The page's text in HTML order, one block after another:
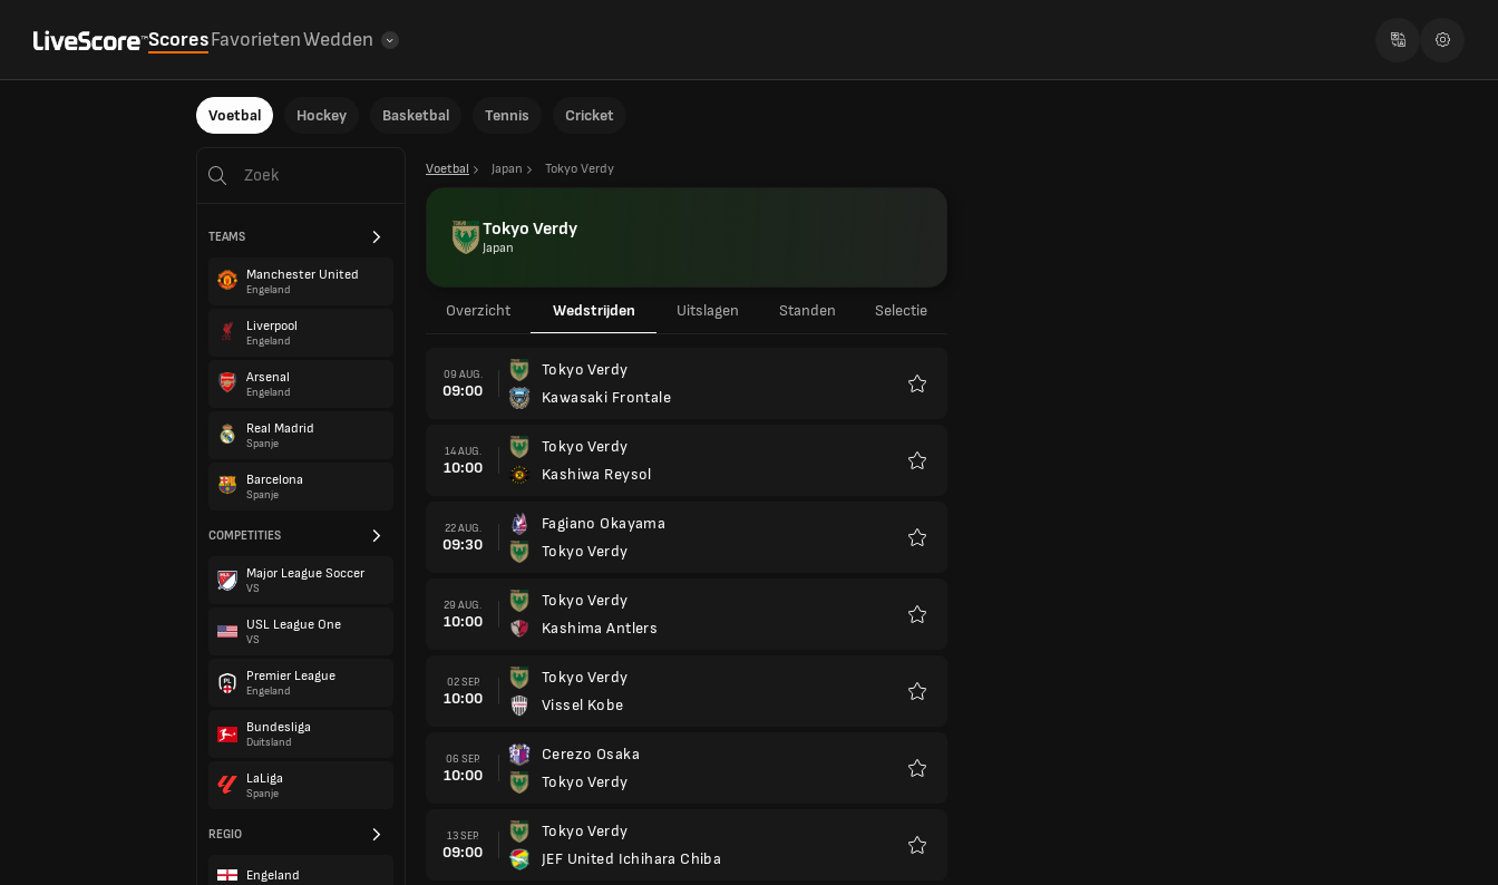
ScoresFavorietenWedden
Voetbal Hockey Basketbal Tennis Cricket
TEAMS
Manchester United
Engeland
Liverpool
Engeland
Arsenal
Engeland
Real Madrid
Spanje
Barcelona
Spanje
COMPETITIES
Major League Soccer
VS
USL League One
VS
Premier League
Engeland
Bundesliga
Duitsland
LaLiga
Spanje
REGIO
Engeland
Voetbal Japan Tokyo Verdy
Tokyo Verdy
Japan
Overzicht Wedstrijden Uitslagen Standen Selectie
09 AUG.
09:00
Tokyo Verdy
Kawasaki Frontale
14 AUG.
10:00
Tokyo Verdy
Kashiwa Reysol
22 AUG.
09:30
Fagiano Okayama
Tokyo Verdy
29 AUG.
10:00
Tokyo Verdy
Kashima Antlers
02 SEP.
10:00
Tokyo Verdy
Vissel Kobe
06 SEP.
10:00
Cerezo Osaka
Tokyo Verdy
13 SEP.
09:00
Tokyo Verdy
JEF United Ichihara Chiba